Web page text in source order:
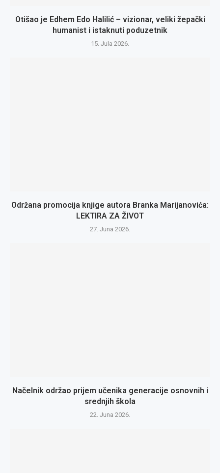
Otišao je Edhem Edo Halilić – vizionar, veliki žepački
humanist i istaknuti poduzetnik
15. Jula 2026.
Održana promocija knjige autora Branka Marijanovića:
LEKTIRA ZA ŽIVOT
27. Juna 2026.
Načelnik održao prijem učenika generacije osnovnih i
srednjih škola
22. Juna 2026.